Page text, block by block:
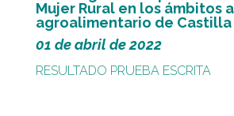
Mujer Rural en los ámbitos
agroalimentario de Castilla
01 de abril de 2022
RESULTADO PRUEBA ESCRITA